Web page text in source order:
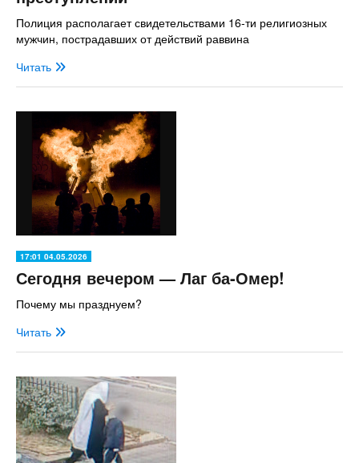
Полиция располагает свидетельствами 16-ти религиозных
мужчин, пострадавших от действий раввина
Читать
17:01 04.05.2026
Сегодня вечером — Лаг ба-Омер!
Почему мы празднуем?
Читать